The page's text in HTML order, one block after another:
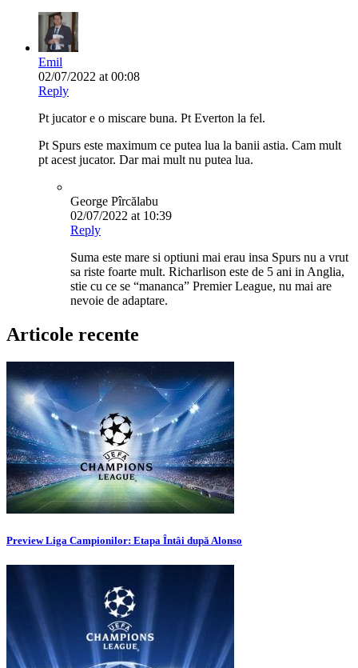
Emil
02/07/2022 at 00:08
Reply
Pt jucator e o miscare buna. Pt Everton la fel.
Pt Spurs este maximum ce putea lua la banii astia. Cam mult
pt acest jucator. Dar mai mult nu putea lua.
George Pîrcălabu
02/07/2022 at 10:39
Reply
Suma este mare si optiuni mai erau insa Spurs nu a vrut
sa riste foarte mult. Richarlison este de 5 ani in Anglia,
stie cu ce se “mananca” Premier League, nu mai are
nevoie de adaptare.
Articole recente
Preview Liga Campionilor: Etapa Întâi după Alonso